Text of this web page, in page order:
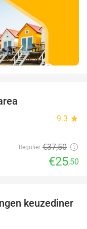
9.3 star
Regulier €37,50
€25,50
30%
keuzediner